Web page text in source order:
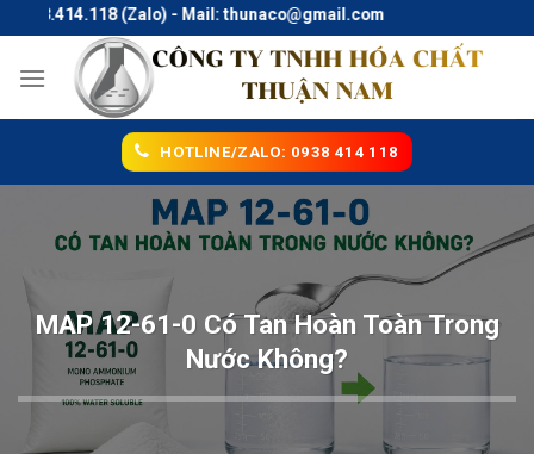
to
content
(Zalo) - Mail: thunaco@gmail.com
HOTLINE/ZALO: 0938 414 118
MAP 12-61-0 Có Tan Hoàn Toàn Trong
Nước Không?